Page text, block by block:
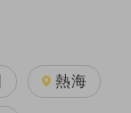
熱海